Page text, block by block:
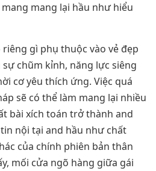
mang lại hầu như hiểu
gì phụ thuộc vào vẻ đẹp
chũm kỉnh, năng lực siêng
cơ yêu thích ứng. Việc quá
sẽ có thể làm mang lại nhiều
bài xích toán trở thành and
nội tại and hầu như chất
của chính phiên bản thân
mối cửa ngõ hàng giữa gái